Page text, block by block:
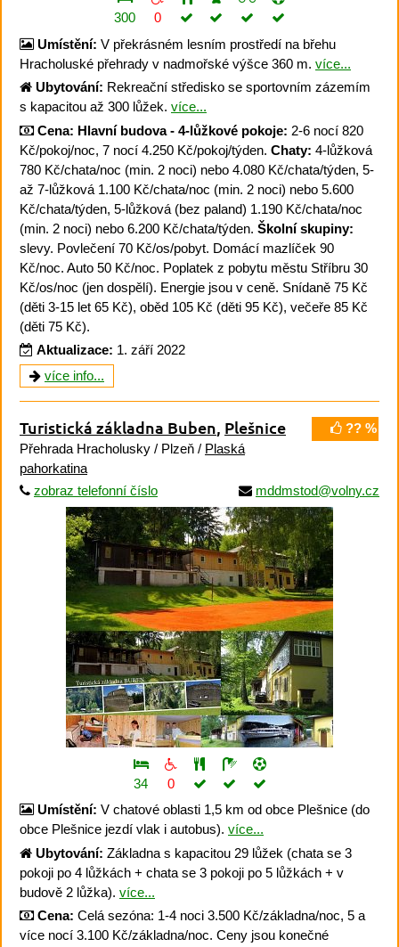
300
0
Umístění: V překrásném lesním prostředí na břehu
Hracholuské přehrady v nadmořské výšce 360 m. více...
Ubytování: Rekreační středisko se sportovním zázemím
s kapacitou až 300 lůžek. více...
Cena: Hlavní budova - 4-lůžkové pokoje: 2-6 nocí 820
Kč/pokoj/noc, 7 nocí 4.250 Kč/pokoj/týden. Chaty: 4-lůžková
780 Kč/chata/noc (min. 2 noci) nebo 4.080 Kč/chata/týden, 5-
až 7-lůžková 1.100 Kč/chata/noc (min. 2 noci) nebo 5.600
Kč/chata/týden, 5-lůžková (bez paland) 1.190 Kč/chata/noc
(min. 2 noci) nebo 6.200 Kč/chata/týden. Školní skupiny:
slevy. Povlečení 70 Kč/os/pobyt. Domácí mazlíček 90
Kč/noc. Auto 50 Kč/noc. Poplatek z pobytu městu Stříbru 30
Kč/os/noc (jen dospělí). Energie jsou v ceně. Snídaně 75 Kč
(děti 3-15 let 65 Kč), oběd 105 Kč (děti 95 Kč), večeře 85 Kč
(děti 75 Kč).
Aktualizace: 1. září 2022
více info...
?? %
Turistická základna Buben, Plešnice
Přehrada Hracholusky / Plzeň / Plaská
pahorkatina
zobraz telefonní číslo
mddmstod@volny.cz
34
0
Umístění: V chatové oblasti 1,5 km od obce Plešnice (do
obce Plešnice jezdí vlak i autobus). více...
Ubytování: Základna s kapacitou 29 lůžek (chata se 3
pokoji po 4 lůžkách + chata se 3 pokoji po 5 lůžkách + v
budově 2 lůžka). více...
Cena: Celá sezóna: 1-4 noci 3.500 Kč/základna/noc, 5 a
více nocí 3.100 Kč/základna/noc. Ceny jsou konečné